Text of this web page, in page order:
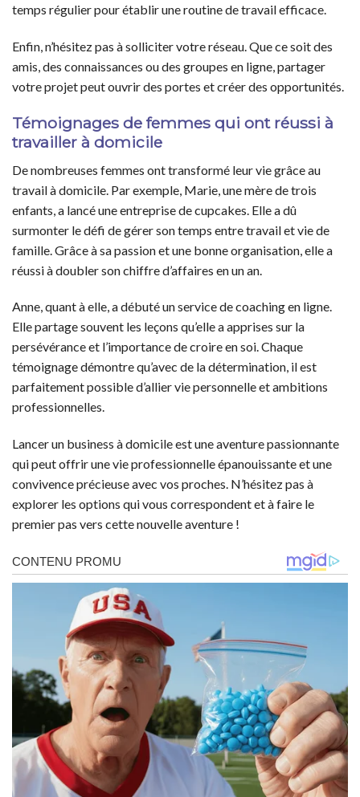
temps régulier pour établir une routine de travail efficace.
Enfin, n’hésitez pas à solliciter votre réseau. Que ce soit des
amis, des connaissances ou des groupes en ligne, partager
votre projet peut ouvrir des portes et créer des opportunités.
Témoignages de femmes qui ont réussi à
travailler à domicile
De nombreuses femmes ont transformé leur vie grâce au
travail à domicile. Par exemple, Marie, une mère de trois
enfants, a lancé une entreprise de cupcakes. Elle a dû
surmonter le défi de gérer son temps entre travail et vie de
famille. Grâce à sa passion et une bonne organisation, elle a
réussi à doubler son chiffre d’affaires en un an.
Anne, quant à elle, a débuté un service de coaching en ligne.
Elle partage souvent les leçons qu’elle a apprises sur la
persévérance et l’importance de croire en soi. Chaque
témoignage démontre qu’avec de la détermination, il est
parfaitement possible d’allier vie personnelle et ambitions
professionnelles.
Lancer un business à domicile est une aventure passionnante
qui peut offrir une vie professionnelle épanouissante et une
convivence précieuse avec vos proches. N’hésitez pas à
explorer les options qui vous correspondent et à faire le
premier pas vers cette nouvelle aventure !